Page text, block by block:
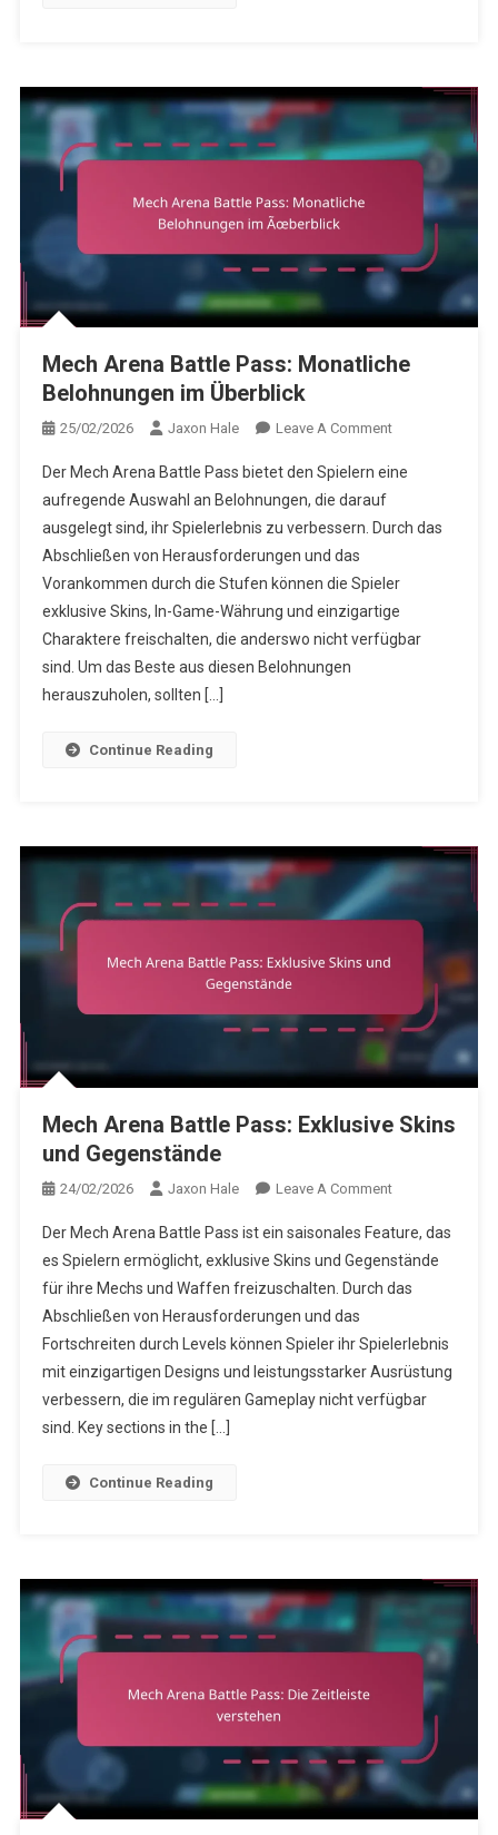
Mech Arena Battle Pass: Monatliche
Belohnungen im Überblick
25/02/2026 Jaxon Hale Leave A CommentOn
Arena
Pass:
Belohnungen
Im
Überblick
Der Mech Arena Battle Pass bietet den Spielern eine
aufregende Auswahl an Belohnungen, die darauf
ausgelegt sind, ihr Spielerlebnis zu verbessern. Durch das
Abschließen von Herausforderungen und das
Vorankommen durch die Stufen können die Spieler
exklusive Skins, In-Game-Währung und einzigartige
Charaktere freischalten, die anderswo nicht verfügbar
sind. Um das Beste aus diesen Belohnungen
herauszuholen, sollten […]
Continue Reading
Mech Arena Battle Pass: Exklusive Skins
und Gegenstände
24/02/2026 Jaxon Hale Leave A CommentOn
Arena
Battle
Pass:
Skins
Und
Gegenstände
Der Mech Arena Battle Pass ist ein saisonales Feature, das
es Spielern ermöglicht, exklusive Skins und Gegenstände
für ihre Mechs und Waffen freizuschalten. Durch das
Abschließen von Herausforderungen und das
Fortschreiten durch Levels können Spieler ihr Spielerlebnis
mit einzigartigen Designs und leistungsstarker Ausrüstung
verbessern, die im regulären Gameplay nicht verfügbar
sind. Key sections in the […]
Continue Reading